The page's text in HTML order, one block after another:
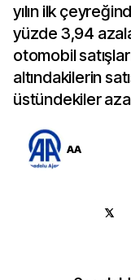
yılın ilk
yüzde 3,94
otomobil
altındakilerin
üstündekiler
AA